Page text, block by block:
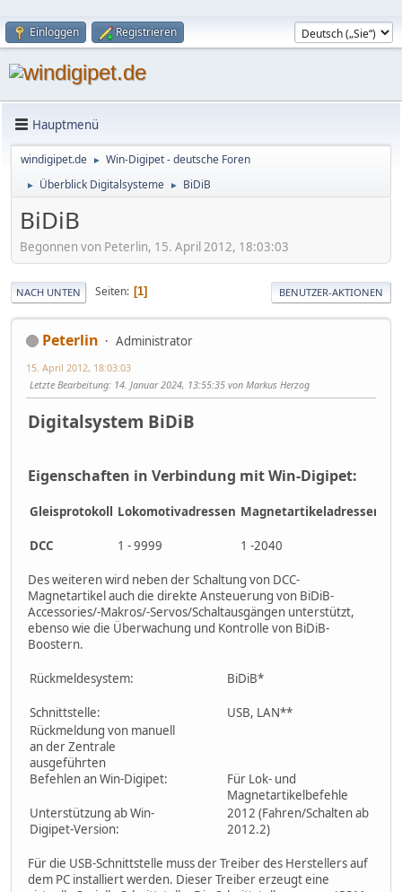
Einloggen Registrieren
Hauptmenü
windigipet.de ► Win-Digipet - deutsche Foren
► Überblick Digitalsysteme ► BiDiB
BiDiB
Begonnen von Peterlin, 15. April 2012, 18:03:03
NACH UNTEN Seiten 1 BENUTZER-AKTIONEN
Peterlin Administrator
15. April 2012, 18:03:03
Letzte Bearbeitung: 14. Januar 2024, 13:55:35 von Markus Herzog
Digitalsystem BiDiB
Eigenschaften in Verbindung mit Win-Digipet:
Gleisprotokoll Lokomotivadressen Magnetartikeladressen
DCC
1 - 9999 1 -2040
Des weiteren wird neben der Schaltung von DCC-
Magnetartikel auch die direkte Ansteuerung von BiDiB-
Accessories/-Makros/-Servos/Schaltausgängen unterstützt,
ebenso wie die Überwachung und Kontrolle von BiDiB-
Boostern.
Rückmeldesystem: BiDiB*
Schnittstelle:
USB, LAN**
Rückmeldung von manuell
an der Zentrale
ausgeführten
Befehlen an Win-Digipet:
Für Lok- und
Magnetartikelbefehle
Unterstützung ab Win-
Digipet-Version:
2012 (Fahren/Schalten ab
2012.2)
Für die USB-Schnittstelle muss der Treiber des Herstellers auf
dem PC installiert werden. Dieser Treiber erzeugt eine